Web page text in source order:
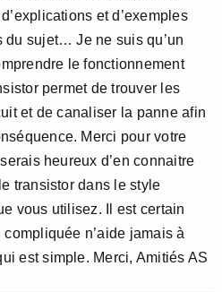
et d’exemples
du sujet… Je ne suis qu’un
le fonctionnement
permet de trouver les
et de canaliser la panne afin
Merci pour votre
heureux d’en connaitre
transistor dans le style
vous utilisez. Il est certain
n’aide jamais à
est simple. Merci, Amitiés AS